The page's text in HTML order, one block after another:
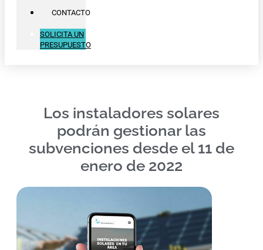
CONTACTO
SOLICITA UN
PRESUPUESTO
Los instaladores solares
podrán gestionar las
subvenciones desde el 11 de
enero de 2022